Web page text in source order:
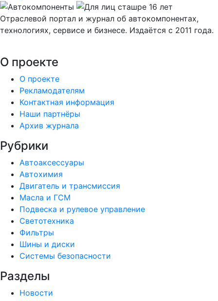
Отраслевой портал и журнал об автокомпонентах,
технологиях, сервисе и бизнесе. Издаётся с 2011 года.
О проекте
О проекте
Рекламодателям
Контактная информация
Наши партнёры
Архив журнала
Рубрики
Автоаксессуары
Автохимия
Двигатель и трансмиссия
Масла и ГСМ
Подвеска и рулевое управление
Светотехника
Фильтры
Шины и диски
Системы безопасности
Разделы
Новости